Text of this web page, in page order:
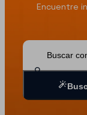
Encuentre
Buscar